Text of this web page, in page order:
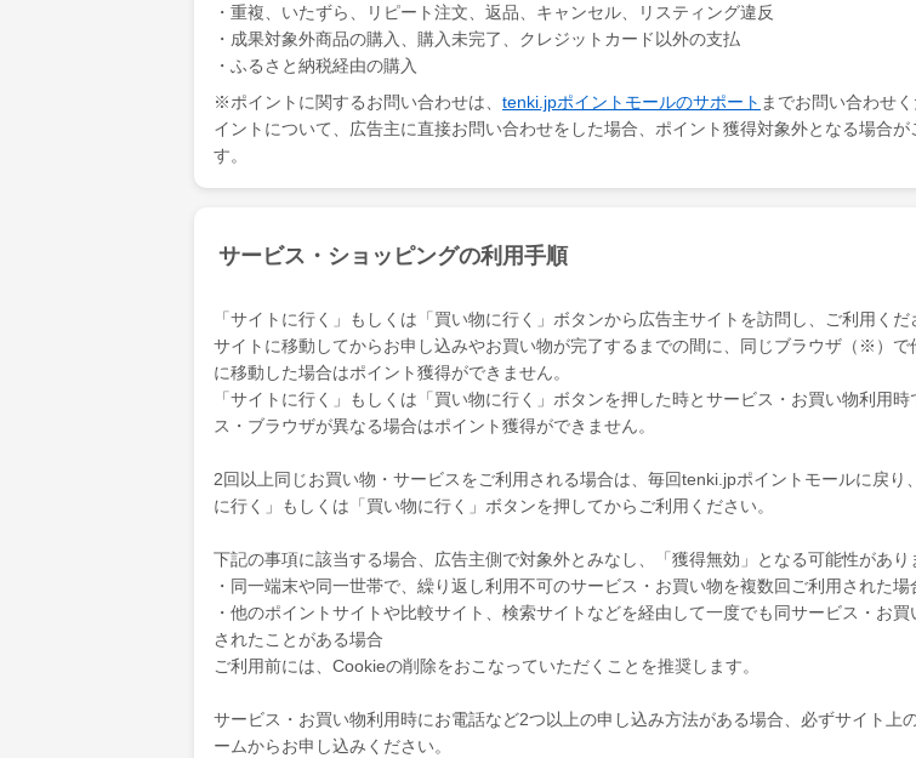
・重複、いたずら、リピート注文、返品、キャンセル、リスティング違反
・成果対象外商品の購入、購入未完了、クレジットカード以外の支払
・ふるさと納税経由の購入
※ポイントに関するお問い合わせは、 tenki.jpポイントモールのサポート までお問い合わせ
イントについて、広告主に直接お問い合わせをした場合、ポイント獲得対象外となる場合が
す。
サービス・ショッピングの利用手順
「サイトに行く」もしくは「買い物に行く」ボタンから広告主サイトを訪問し、ご利用くだ
サイトに移動してからお申し込みやお買い物が完了するまでの間に、同じブラウザ（※）で
に移動した場合はポイント獲得ができません。
「サイトに行く」もしくは「買い物に行く」ボタンを押した時とサービス・お買い物利用時
ス・ブラウザが異なる場合はポイント獲得ができません。
2回以上同じお買い物・サービスをご利用される場合は、毎回tenki.jpポイントモールに戻り
に行く」もしくは「買い物に行く」ボタンを押してからご利用ください。
下記の事項に該当する場合、広告主側で対象外とみなし、「獲得無効」となる可能性があり
・同一端末や同一世帯で、繰り返し利用不可のサービス・お買い物を複数回ご利用された場
・他のポイントサイトや比較サイト、検索サイトなどを経由して一度でも同サービス・お買
されたことがある場合
ご利用前には、Cookieの削除をおこなっていただくことを推奨します。
サービス・お買い物利用時にお電話など2つ以上の申し込み方法がある場合、必ずサイト上
ームからお申し込みください。